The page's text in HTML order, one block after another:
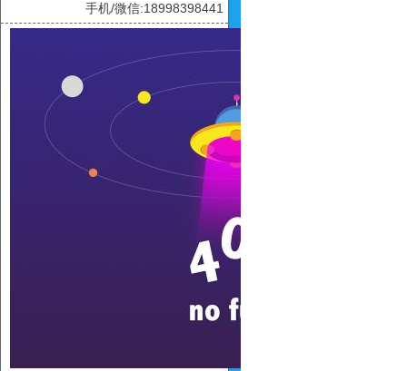
手机/微信:18998398441